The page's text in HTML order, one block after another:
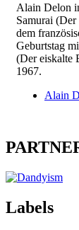
Alain Delon
Samurai
dem
Geburtstag
(Der eiskalte
1967.
Alain
Labels